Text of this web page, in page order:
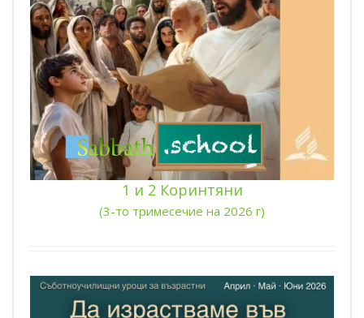
1 и 2 Коринтяни
(3-то тримесечие на 2026 г)